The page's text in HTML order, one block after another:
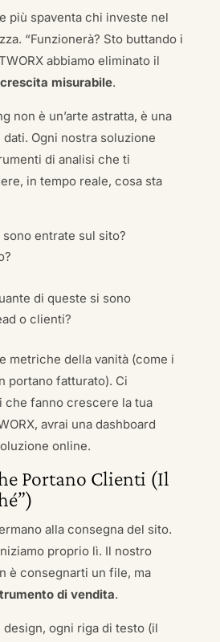
più spaventa chi investe nel
“Funzionerà? Sto buttando i
abbiamo eliminato il
crescita misurabile.
non è un’arte astratta, è una
dati. Ogni nostra soluzione
di analisi che ti
in tempo reale, cosa sta
entrate sul sito?
di queste si sono
o clienti?
metriche della vanità (come i
portano fatturato). Ci
che fanno crescere la tua
avrai una dashboard
online.
Portano Clienti (Il
alla consegna del sito.
proprio lì. Il nostro
è consegnarti un file, ma
di vendita.
ogni riga di testo (il